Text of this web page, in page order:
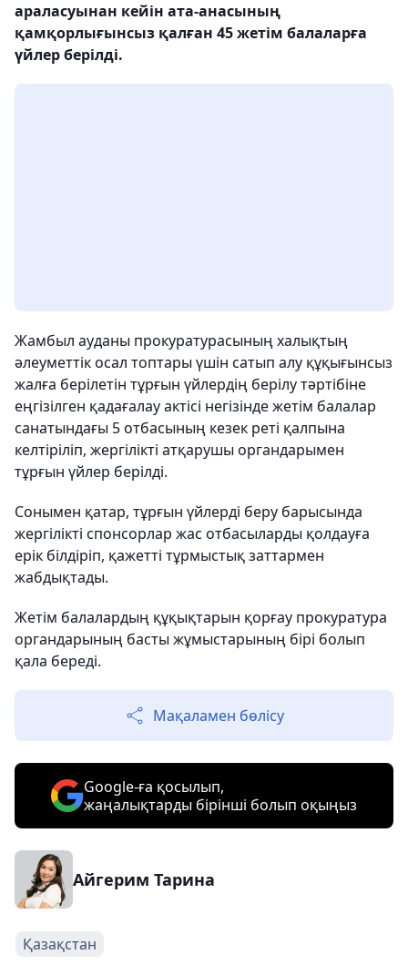
араласуынан кейін ата-анасының
қамқорлығынсыз қалған 45 жетім балаларға
үйлер берілді.
Жамбыл ауданы прокуратурасының халықтың
әлеуметтік осал топтары үшін сатып алу құқығынсыз
жалға берілетін тұрғын үйлердің берілу тәртібіне
еңгізілген қадағалау актісі негізінде жетім балалар
санатындағы 5 отбасының кезек реті қалпына
келтіріліп, жергілікті атқарушы органдарымен
тұрғын үйлер берілді.
Сонымен қатар, тұрғын үйлерді беру барысында
жергілікті спонсорлар жас отбасыларды қолдауға
ерік білдіріп, қажетті тұрмыстық заттармен
жабдықтады.
Жетім балалардың құқықтарын қорғау прокуратура
органдарының басты жұмыстарының бірі болып
қала береді.
Мақаламен бөлісу
Google-ға қосылып,
жаңалықтарды бірінші болып оқыңыз
Айгерим Тарина
Қазақстан